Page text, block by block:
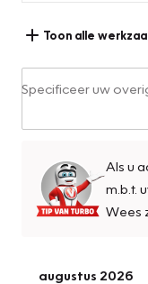
Toon alle
Specificeer uw
Als u
m.b.t.
Wees
augustus 2026